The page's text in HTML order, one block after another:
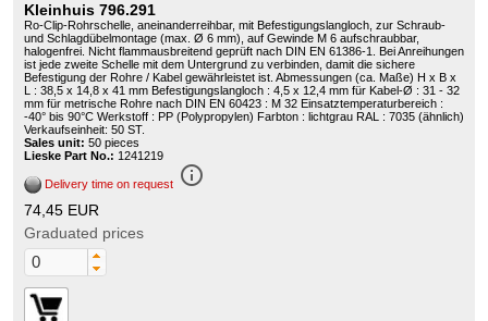
Kleinhuis 796.291
Ro-Clip-Rohrschelle, aneinanderreihbar, mit Befestigungslangloch, zur Schraub-
und Schlagdübelmontage (max. Ø 6 mm), auf Gewinde M 6 aufschraubbar,
halogenfrei. Nicht flammausbreitend geprüft nach DIN EN 61386-1. Bei Anreihungen
ist jede zweite Schelle mit dem Untergrund zu verbinden, damit die sichere
Befestigung der Rohre / Kabel gewährleistet ist. Abmessungen (ca. Maße) H x B x
L : 38,5 x 14,8 x 41 mm Befestigungslangloch : 4,5 x 12,4 mm für Kabel-Ø : 31 - 32
mm für metrische Rohre nach DIN EN 60423 : M 32 Einsatztemperaturbereich :
-40° bis 90°C Werkstoff : PP (Polypropylen) Farbton : lichtgrau RAL : 7035 (ähnlich)
Verkaufseinheit: 50 ST.
Sales unit: 50 pieces
Lieske Part No.: 1241219
Delivery time on request info_outline
74,45 EUR
Graduated prices